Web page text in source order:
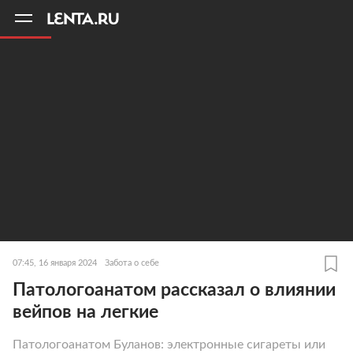
07:45, 16 января 2024 Забота о себе
Патологоанатом рассказал о влиянии
вейпов на легкие
Патологоанатом Буланов: электронные сигареты или